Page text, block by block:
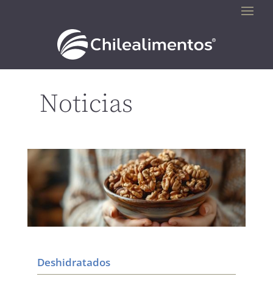
Noticias
Deshidratados